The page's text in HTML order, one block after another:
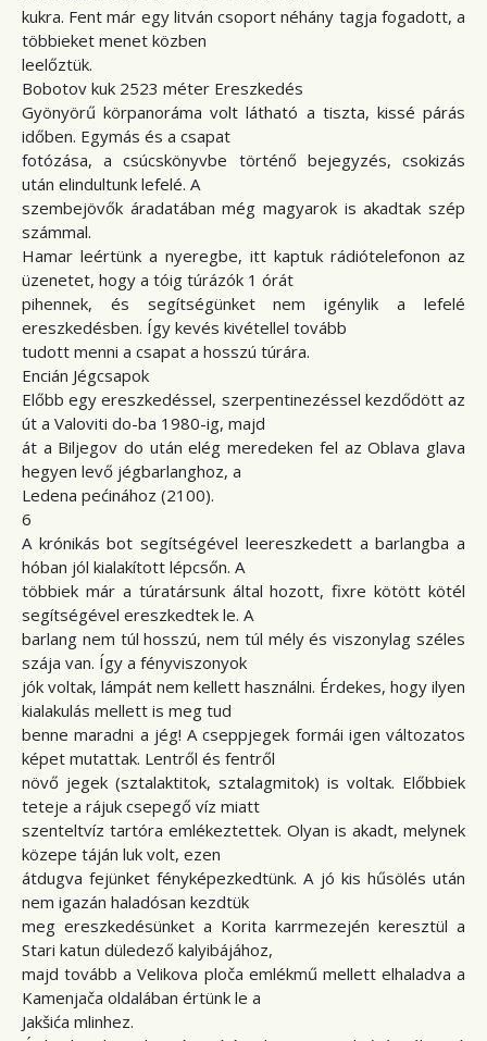
kukra. Fent már egy litván csoport néhány tagja fogadott, a
többieket menet közben
leelőztük.
Bobotov kuk 2523 méter Ereszkedés
Gyönyörű körpanoráma volt látható a tiszta, kissé párás
időben. Egymás és a csapat
fotózása, a csúcskönyvbe történő bejegyzés, csokizás
után elindultunk lefelé. A
szembejövők áradatában még magyarok is akadtak szép
számmal.
Hamar leértünk a nyeregbe, itt kaptuk rádiótelefonon az
üzenetet, hogy a tóig túrázók 1 órát
pihennek, és segítségünket nem igénylik a lefelé
ereszkedésben. Így kevés kivétellel tovább
tudott menni a csapat a hosszú túrára.
Encián Jégcsapok
Előbb egy ereszkedéssel, szerpentinezéssel kezdődött az
út a Valoviti do-ba 1980-ig, majd
át a Biljegov do után elég meredeken fel az Oblava glava
hegyen levő jégbarlanghoz, a
Ledena pećinához (2100).
6
A krónikás bot segítségével leereszkedett a barlangba a
hóban jól kialakított lépcsőn. A
többiek már a túratársunk által hozott, fixre kötött kötél
segítségével ereszkedtek le. A
barlang nem túl hosszú, nem túl mély és viszonylag széles
szája van. Így a fényviszonyok
jók voltak, lámpát nem kellett használni. Érdekes, hogy ilyen
kialakulás mellett is meg tud
benne maradni a jég! A cseppjegek formái igen változatos
képet mutattak. Lentről és fentről
növő jegek (sztalaktitok, sztalagmitok) is voltak. Előbbiek
teteje a rájuk csepegő víz miatt
szenteltvíz tartóra emlékeztettek. Olyan is akadt, melynek
közepe táján luk volt, ezen
átdugva fejünket fényképezkedtünk. A jó kis hűsölés után
nem igazán haladósan kezdtük
meg ereszkedésünket a Korita karrmezején keresztül a
Stari katun düledező kalyibájához,
majd tovább a Velikova ploča emlékmű mellett elhaladva a
Kamenjača oldalában értünk le a
Jakšića mlinhez.